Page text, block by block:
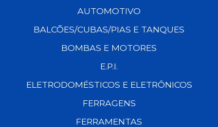
AUTOMOTIVO
BALCÕES/CUBAS/PIAS E TANQUES
BOMBAS E MOTORES
E.P.I.
ELETRODOMÉSTICOS E ELETRÔNICOS
FERRAGENS
FERRAMENTAS